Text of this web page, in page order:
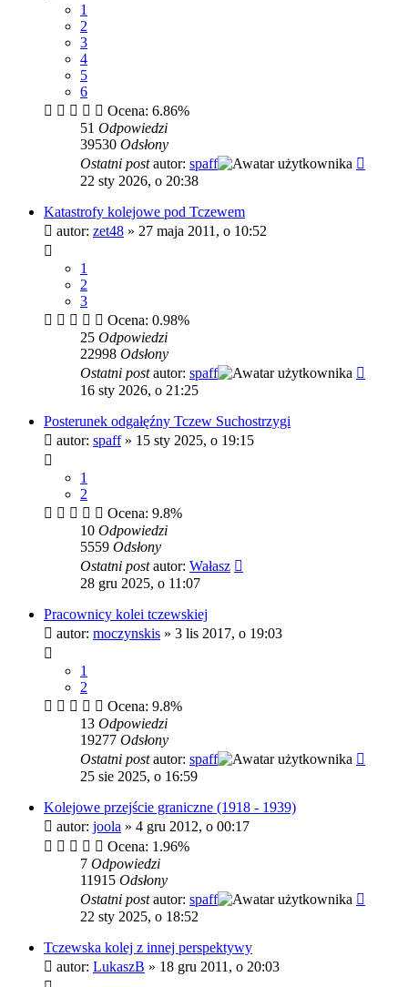
1
2
3
4
5
6
Ocena: 6.86%
51 Odpowiedzi
39530 Odsłony
Ostatni postautor: spaff
22 sty 2026, o 20:38
Katastrofy kolejowe pod Tczewem
autor: zet48 » 27 maja 2011, o 10:52
1
2
3
Ocena: 0.98%
25 Odpowiedzi
22998 Odsłony
Ostatni postautor: spaff
16 sty 2026, o 21:25
Posterunek odgałęźny Tczew Suchostrzygi
autor: spaff» 15 sty 2025, o 19:15
1
2
Ocena: 9.8%
10 Odpowiedzi
5559 Odsłony
Ostatni postautor: Wałasz
28 gru 2025, o 11:07
Pracownicy kolei tczewskiej
autor: moczynskis » 3 lis 2017, o 19:03
1
2
Ocena: 9.8%
13 Odpowiedzi
19277 Odsłony
Ostatni postautor: spaff
25 sie 2025, o 16:59
Kolejowe przejście graniczne (1918 - 1939)
autor: joola » 4 gru 2012, o 00:17
Ocena: 1.96%
7 Odpowiedzi
11915 Odsłony
Ostatni postautor: spaff
22 sty 2025, o 18:52
Tczewska kolej z innej perspektywy
autor: LukaszB » 18 gru 2011, o 20:03